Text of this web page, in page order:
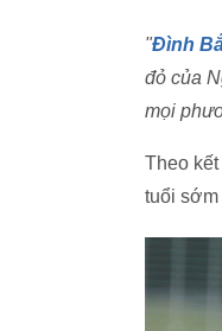
"Đình
đỏ của
mọi
Theo
tuổi